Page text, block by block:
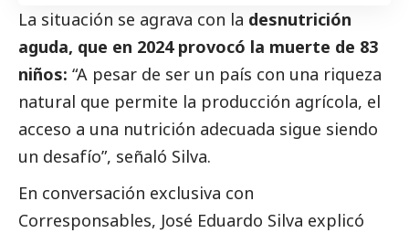
La situación se agrava con la desnutrición
aguda, que en 2024 provocó la muerte de 83
niños: “A pesar de ser un país con una riqueza
natural que permite la producción agrícola, el
acceso a una nutrición adecuada sigue siendo
un desafío”, señaló Silva.
En conversación exclusiva con
Corresponsables, José Eduardo Silva explicó